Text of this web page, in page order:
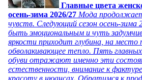
Главные цвета
осень-зима 2026/27 Мода
чувств. Следующий сезон осень-зима
быть эмоциональным и чуть
яркости приходит глубина, на место
обволакивающее тепло. Пять
обуви отражают именно эти
естественности, внимание к
красоту в нюансах. Обратимся к